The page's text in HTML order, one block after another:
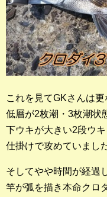
これを見てGKさんは
低層が2枚潮・3枚潮状
下ウキが大きい2段ウ
仕掛けで攻めていました
そしてやや時間が経過
竿が弧を描き本命クロ